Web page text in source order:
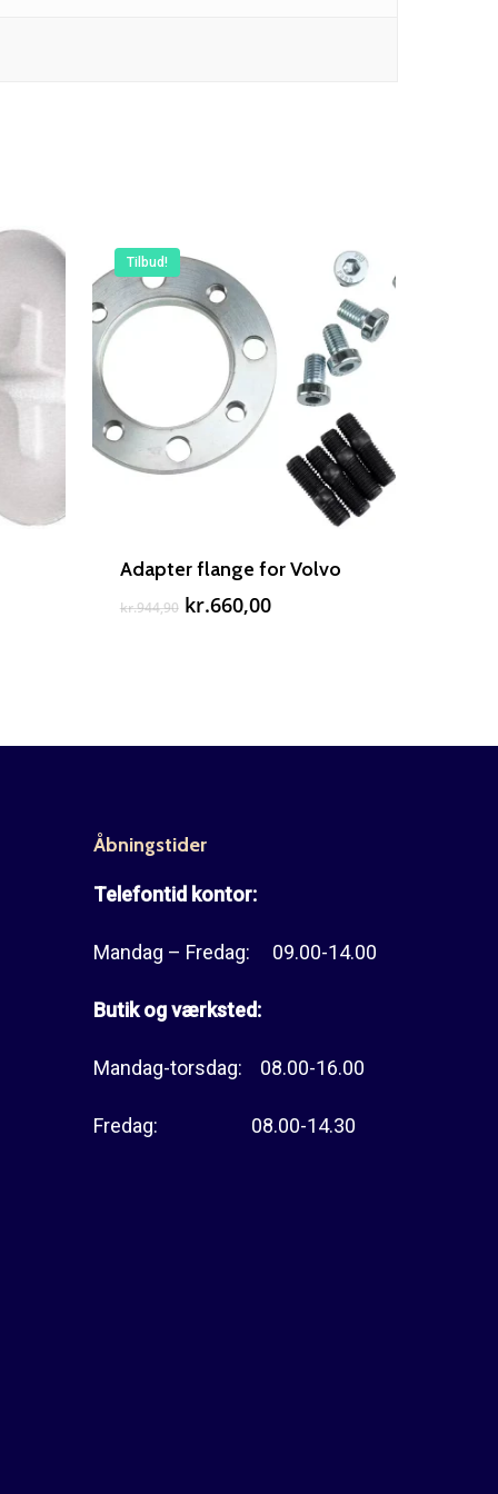
Tilbud!
Adapter flange for Volvo
kr.944,90 Den
kr.660,00Den
Åbningstider
Telefontid kontor:
Mandag – Fredag: 09.00-14.00
Butik og værksted:
Mandag-torsdag: 08.00-16.00
Fredag: 08.00-14.30